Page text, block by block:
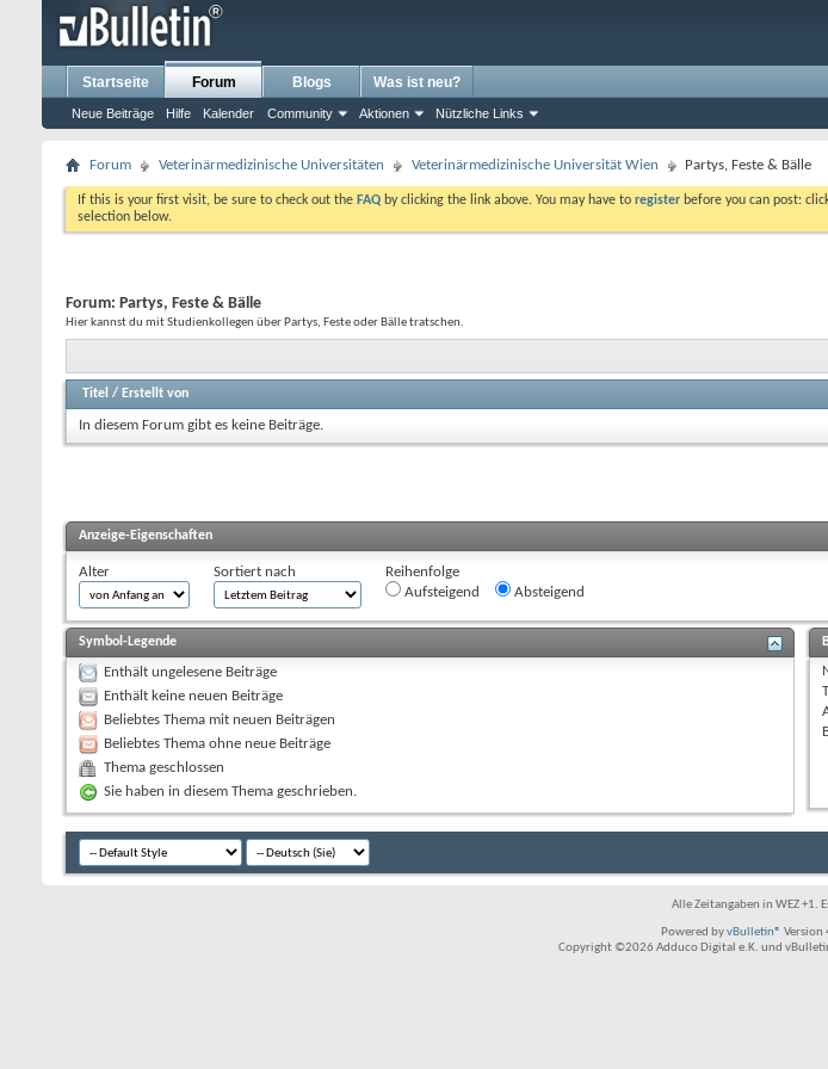
Startseite Forum
Neue Beiträge Hilfe Kalender Community Aktionen Nützliche Links
Blogs Was ist neu?
Forum Veterinärmedizinische Universitäten Veterinärmedizinische Universität Wien Partys, Feste & Bälle
If this is your first visit, be sure to check out the FAQ by clicking the link above. You may have to register before you can post:
selection below.
Forum: Partys, Feste & Bälle
Hier kannst du mit Studienkollegen über Partys, Feste oder Bälle tratschen.
Titel / Erstellt von
In diesem Forum gibt es keine Beiträge.
Anzeige-Eigenschaften
Alter Sortiert nach
Reihenfolge
Aufsteigend
Absteigend
Symbol-Legende
Enthält ungelesene Beiträge
Enthält keine neuen Beiträge
Beliebtes Thema mit neuen Beiträgen
Beliebtes Thema ohne neue Beiträge
Thema geschlossen
Sie haben in diesem Thema geschrieben.
Alle Zeitangaben in WEZ +1.
Powered byvBulletin® Version
Copyright ©2026 Adduco Digital e.K. und